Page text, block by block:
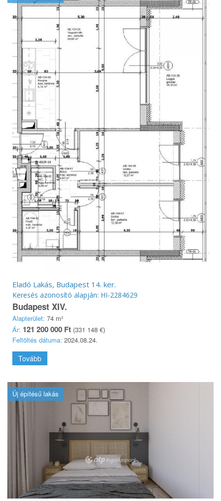
Eladó Lakás, Budapest 14. ker.
Keresés azonosító alapján: HI-2284629
Budapest XIV.
Alapterület: 74 m²
Ár: 121 200 000 Ft (331 148 €)
Feltöltés dátuma: 2024.08.24.
Tovább
Új építésű lakás